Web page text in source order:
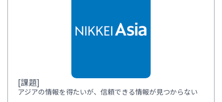
[課題]
アジアの情報を得たいが、信頼できる情報が見つからない